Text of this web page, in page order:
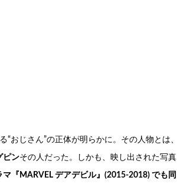
おじさん”の正体が明らかに。その人物とは、
ピンその人だった。しかも、映し出された写真
『MARVEL デアデビル』(2015-2018) でも同